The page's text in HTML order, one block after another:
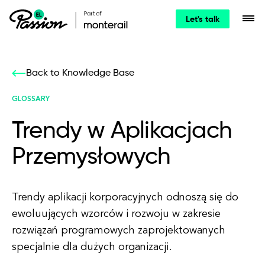
Let's talk
Back to Knowledge Base
GLOSSARY
Trendy w Aplikacjach
Przemysłowych
Trendy aplikacji korporacyjnych odnoszą się do
ewoluujących wzorców i rozwoju w zakresie
rozwiązań programowych zaprojektowanych
specjalnie dla dużych organizacji.